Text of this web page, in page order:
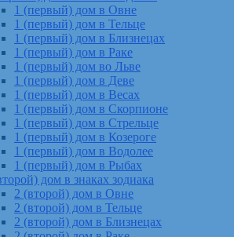
1 (первый) дом в Овне
1 (первый) дом в Тельце
1 (первый) дом в Близнецах
1 (первый) дом в Раке
1 (первый) дом во Льве
1 (первый) дом в Деве
1 (первый) дом в Весах
1 (первый) дом в Скорпионе
1 (первый) дом в Стрельце
1 (первый) дом в Козероге
1 (первый) дом в Водолее
1 (первый) дом в Рыбах
дом в знаках зодиака
2 (второй) дом в Овне
2 (второй) дом в Тельце
2 (второй) дом в Близнецах